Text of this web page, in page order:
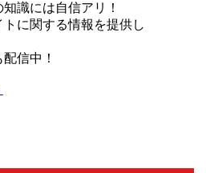
識には自信アリ！
に関する情報を提供し
信中！